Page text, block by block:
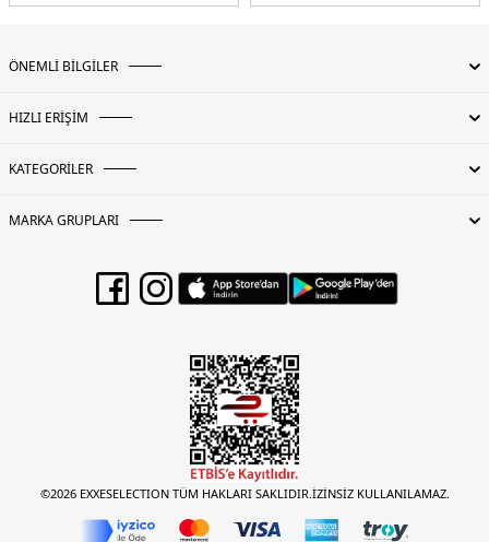
ÖNEMLİ BİLGİLER
HIZLI ERİŞİM
KATEGORİLER
MARKA GRUPLARI
©2026 EXXESELECTION TÜM HAKLARI SAKLIDIR.İZİNSİZ KULLANILAMAZ.